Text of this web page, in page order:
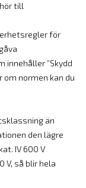
till
för
innehåller ”Skydd
om normen kan du
än
den lägre
IV 600 V
V, så blir hela